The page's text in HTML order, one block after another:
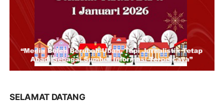
SELAMAT DATANG